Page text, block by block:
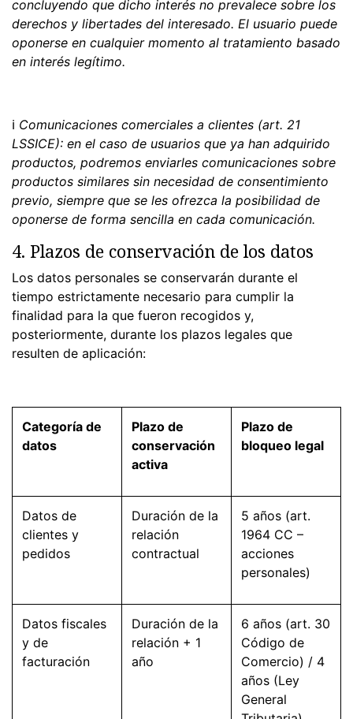
concluyendo que dicho interés no prevalece sobre los
derechos y libertades del interesado. El usuario puede
oponerse en cualquier momento al tratamiento basado
en interés legítimo.
ℹ Comunicaciones comerciales a clientes (art. 21
LSSICE): en el caso de usuarios que ya han adquirido
productos, podremos enviarles comunicaciones sobre
productos similares sin necesidad de consentimiento
previo, siempre que se les ofrezca la posibilidad de
oponerse de forma sencilla en cada comunicación.
4. Plazos de conservación de los datos
Los datos personales se conservarán durante el
tiempo estrictamente necesario para cumplir la
finalidad para la que fueron recogidos y,
posteriormente, durante los plazos legales que
resulten de aplicación:
Categoría de
datos
Plazo de
conservación
activa
Plazo de
bloqueo legal
Datos de
clientes y
pedidos
Duración de la
relación
contractual
5 años (art.
1964 CC –
acciones
personales)
Datos fiscales
y de
facturación
Duración de la
relación + 1
año
6 años (art. 30
Código de
Comercio) / 4
años (Ley
General